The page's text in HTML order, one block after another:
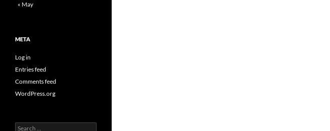
« May
META
Log in
Entries feed
Comments feed
WordPress.org
Search